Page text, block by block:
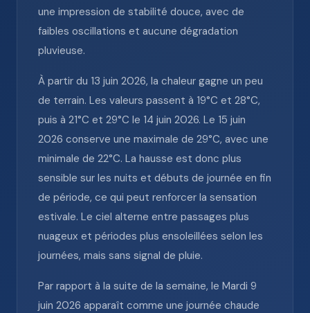
une impression de stabilité douce, avec de
faibles oscillations et aucune dégradation
pluvieuse.
À partir du 13 juin 2026, la chaleur gagne un peu
de terrain. Les valeurs passent à 19°C et 28°C,
puis à 21°C et 29°C le 14 juin 2026. Le 15 juin
2026 conserve une maximale de 29°C, avec une
minimale de 22°C. La hausse est donc plus
sensible sur les nuits et débuts de journée en fin
de période, ce qui peut renforcer la sensation
estivale. Le ciel alterne entre passages plus
nuageux et périodes plus ensoleillées selon les
journées, mais sans signal de pluie.
Par rapport à la suite de la semaine, le Mardi 9
juin 2026 apparaît comme une journée chaude